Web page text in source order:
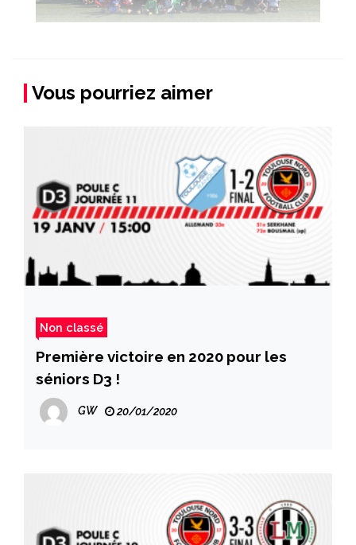
Vous pourriez aimer
Non classé
Première victoire en 2020 pour les
séniors D3 !
GW 20/01/2020